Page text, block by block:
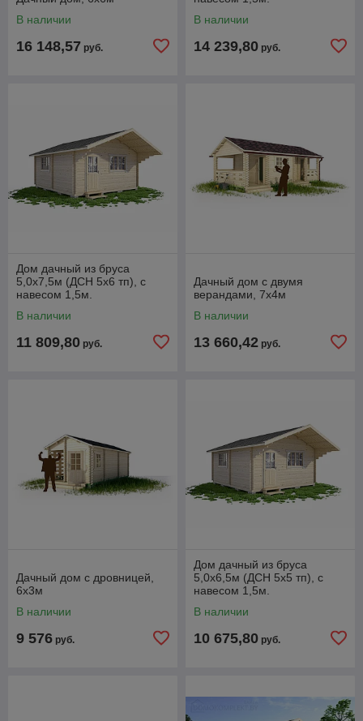
В наличии
16 148,57 руб.
В наличии
14 239,80 руб.
Дом дачный из бруса
5,0х7,5м (ДСН 5х6 тп), с
навесом 1,5м.
В наличии
11 809,80 руб.
Дачный дом с двумя
верандами, 7х4м
В наличии
13 660,42 руб.
Дачный дом с дровницей,
6х3м
В наличии
9 576 руб.
Дом дачный из бруса
5,0х6,5м (ДСН 5х5 тп), с
навесом 1,5м.
В наличии
10 675,80 руб.